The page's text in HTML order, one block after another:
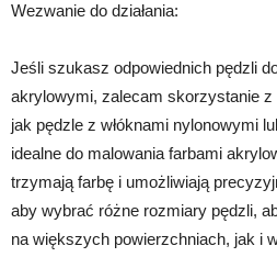
Wezwanie do działania:
Jeśli szukasz odpowiednich pędzli
akrylowymi, zalecam skorzystanie
jak pędzle z włóknami nylonowymi
idealne do malowania farbami
trzymają farbę i umożliwiają
aby wybrać różne rozmiary pędzli,
na większych powierzchniach, jak i